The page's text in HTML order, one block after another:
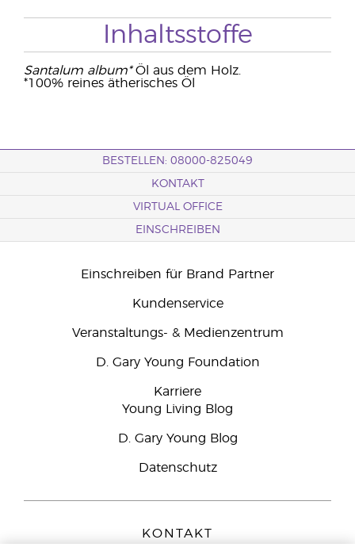
Inhaltsstoffe
Santalum album*Öl aus dem Holz.
*100% reines ätherisches Öl
BESTELLEN: 08000-825049
KONTAKT
VIRTUAL OFFICE
EINSCHREIBEN
Einschreiben für Brand Partner
Kundenservice
Veranstaltungs- & Medienzentrum
D. Gary Young Foundation
Karriere
Young Living Blog
D. Gary Young Blog
Datenschutz
KONTAKT